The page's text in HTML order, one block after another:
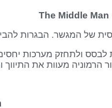
The Middle Man
של המגשר. הבגרות
ולתחזק מערכות
הרמוניה מעוות את